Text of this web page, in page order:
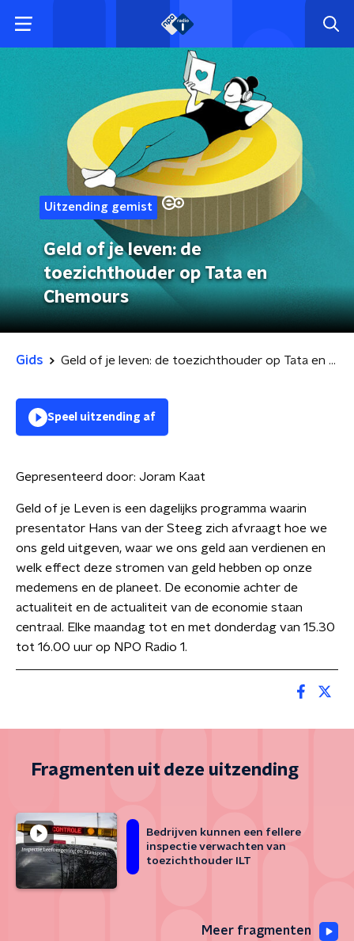
Uitzending gemist
Geld of je leven: de
toezichthouder op Tata en
Chemours
Gids Geld of je leven: de toezichthouder op Tata en Chemours
Speel uitzending af
Gepresenteerd door: Joram Kaat
Geld of je Leven is een dagelijks programma waarin
presentator Hans van der Steeg zich afvraagt hoe we
ons geld uitgeven, waar we ons geld aan verdienen en
welk effect deze stromen van geld hebben op onze
medemens en de planeet. De economie achter de
actualiteit en de actualiteit van de economie staan
centraal. Elke maandag tot en met donderdag van 15.30
tot 16.00 uur op NPO Radio 1.
Fragmenten uit deze uitzending
Bedrijven kunnen een fellere
inspectie verwachten van
toezichthouder ILT
Meer fragmenten